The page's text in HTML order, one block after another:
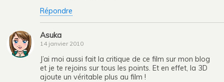
Répondre
Asuka
14 janvier 2010
J’ai moi aussi fait la critique de ce film sur mon blog
et je te rejoins sur tous les points. Et en effet, la 3D
ajoute un véritable plus au film !